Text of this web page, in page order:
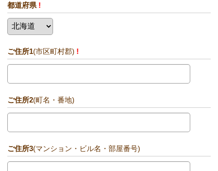
都道府県 !
ご住所1(市区町村郡) !
ご住所2(町名・番地)
ご住所3(マンション・ビル名・部屋番号)